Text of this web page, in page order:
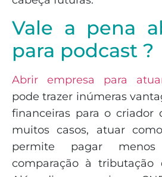
Vale a pena
para podcast ?
Abrir empresa para
pode trazer inúmeras
financeiras para o criador
muitos casos, atuar
permite pagar
comparação à tributação